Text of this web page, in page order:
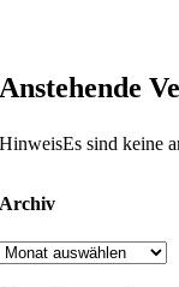
Anstehende
HinweisEs sind keine
Archiv